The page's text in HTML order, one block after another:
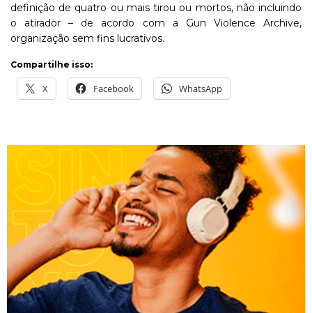
definição de quatro ou mais tirou ou mortos, não incluindo
o atirador – de acordo com a Gun Violence Archive,
organização sem fins lucrativos.
Compartilhe isso:
X Facebook WhatsApp